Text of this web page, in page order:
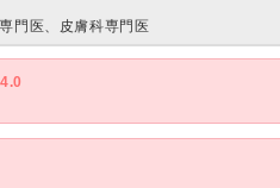
門医、皮膚科専門医
4.0